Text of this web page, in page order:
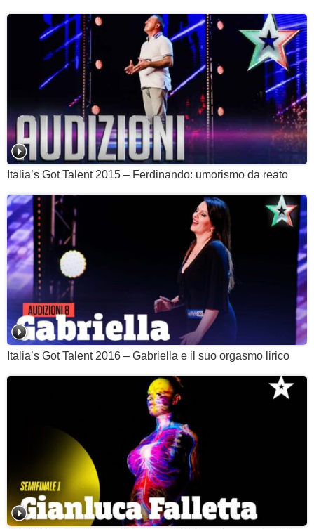
Italia’s Got Talent 2015 – Ferdinando: umorismo da reato
Italia’s Got Talent 2016 – Gabriella e il suo orgasmo lirico